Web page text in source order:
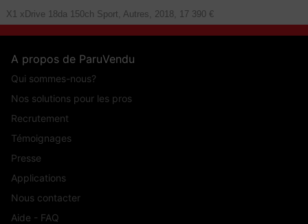
X1 xDrive 18da 150ch Sport, Autres, 2018, 17 390 €
A propos de ParuVendu
Qui sommes-nous?
Nos solutions pour les pros
Recrutement
Témoignages
Presse
Applications
Nous contacter
Aide - FAQ